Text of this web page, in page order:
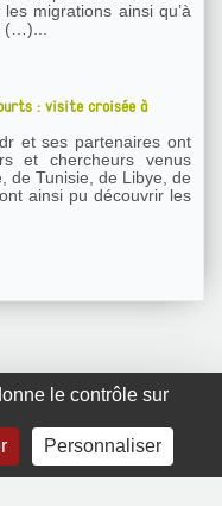
le contrôle sur
Personnaliser
migrations ainsi qu’à
: visite croisée à
et ses partenaires ont
et chercheurs venus
de Tunisie, de Libye, de
ainsi pu découvrir les
GRDR Copyright
légales|Contact